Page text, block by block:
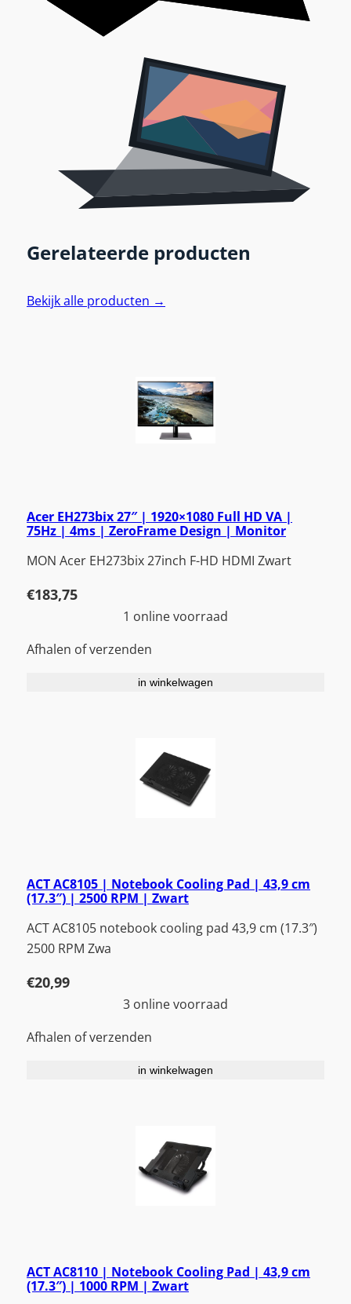
Gerelateerde producten
Bekijk alle producten →
Acer EH273bix 27″ | 1920×1080 Full HD VA |
75Hz | 4ms | ZeroFrame Design | Monitor
MON Acer EH273bix 27inch F-HD HDMI Zwart
€183,75
1 online voorraad
Afhalen of verzenden
in winkelwagen
ACT AC8105 | Notebook Cooling Pad | 43,9 cm
(17.3″) | 2500 RPM | Zwart
ACT AC8105 notebook cooling pad 43,9 cm (17.3″)
2500 RPM Zwa
€20,99
3 online voorraad
Afhalen of verzenden
in winkelwagen
ACT AC8110 | Notebook Cooling Pad | 43,9 cm
(17.3″) | 1000 RPM | Zwart